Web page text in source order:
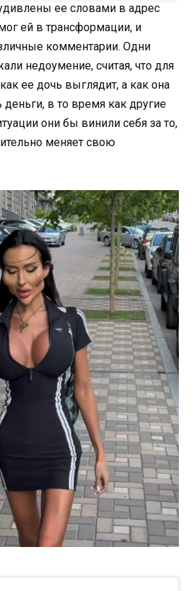
ее словами в адрес
ей в трансформации, и
комментарии. Одни
недоумение, считая, что для
ее дочь выглядит, а как она
в то время как другие
они бы винили себя за то,
меняет свою